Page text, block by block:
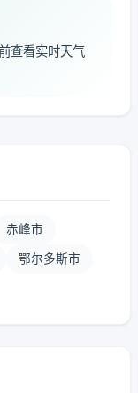
查看实时天气
赤峰市
鄂尔多斯市